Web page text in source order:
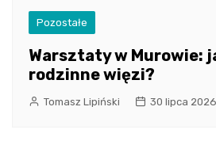
Pozostałe
Warsztaty w Murowie:
rodzinne więzi?
Tomasz Lipiński 30 lipca 2026